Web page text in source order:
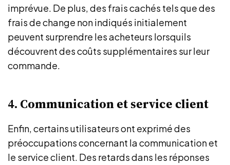
imprévue. De plus, des frais cachés tels que des
frais de change non indiqués initialement
peuvent surprendre les acheteurs lorsquils
découvrent des coûts supplémentaires sur leur
commande.
4. Communication et service client
Enfin, certains utilisateurs ont exprimé des
préoccupations concernant la communication et
le service client. Des retards dans les réponses